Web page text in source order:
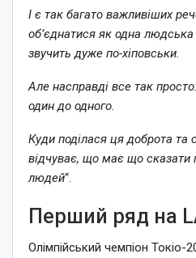
І є так багато важливіших
об’єднатися як одна
звучить дуже по-хіповськи.
Але насправді все так
один до одного.
Куди поділася ця доброта та
відчуває, що має що сказати
людей“.
Перший ряд на
Олімпійський чемпіон